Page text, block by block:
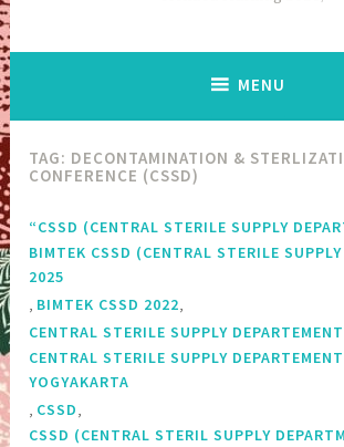
MENU
TAG: DECONTAMINATION &
CONFERENCE (CSSD)
“CSSD (CENTRAL STERILE SUPPLY
BIMTEK CSSD (CENTRAL STERILE
2025
, BIMTEK CSSD 2022,
CENTRAL STERILE SUPPLY
CENTRAL STERILE SUPPLY
YOGYAKARTA
, CSSD,
CSSD (CENTRAL STERIL SUPPLY